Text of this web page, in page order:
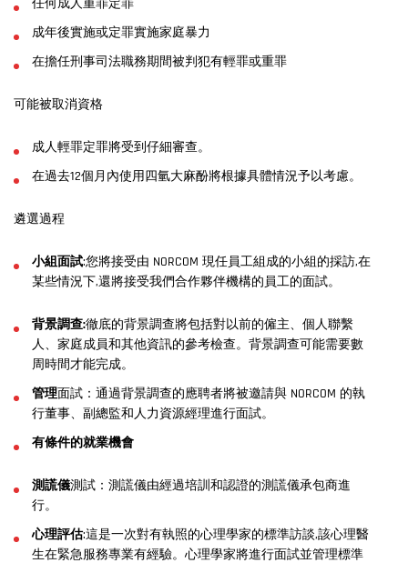
任何成人重罪定罪
成年後實施或定罪實施家庭暴力
在擔任刑事司法職務期間被判犯有輕罪或重罪
可能被取消資格
成人輕罪定罪將受到仔細審查。
在過去12個月內使用四氫大麻酚將根據具體情況予以考慮。
遴選過程
小組面試:您將接受由 NORCOM 現任員工組成的小組的採訪,在
某些情況下,還將接受我們合作夥伴機構的員工的面試。
背景調查:徹底的背景調查將包括對以前的僱主、個人聯繫
人、家庭成員和其他資訊的參考檢查。背景調查可能需要數
周時間才能完成。
管理面試：通過背景調查的應聘者將被邀請與 NORCOM 的執
行董事、副總監和人力資源經理進行面試。
有條件的就業機會
測謊儀測試：測謊儀由經過培訓和認證的測謊儀承包商進
行。
心理評估:這是一次對有執照的心理學家的標準訪談,該心理醫
生在緊急服務專業有經驗。心理學家將進行面試並管理標準